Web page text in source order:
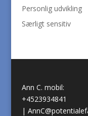
Personlig udvikling
Særligt sensitiv
Ann C. mobil:
+4523934841
|